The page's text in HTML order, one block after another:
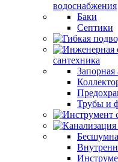
водоснабжения
Баки
Септики
сантехника
Запорная
Трубы и